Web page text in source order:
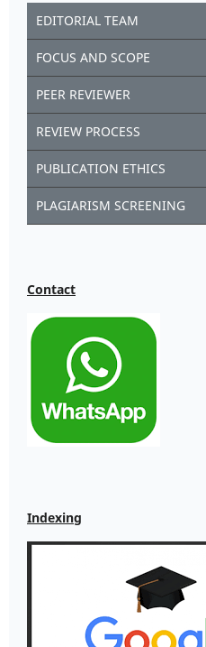
EDITORIAL TEAM
FOCUS AND SCOPE
PEER REVIEWER
REVIEW PROCESS
PUBLICATION ETHICS
PLAGIARISM SCREENING
Contact
Indexing